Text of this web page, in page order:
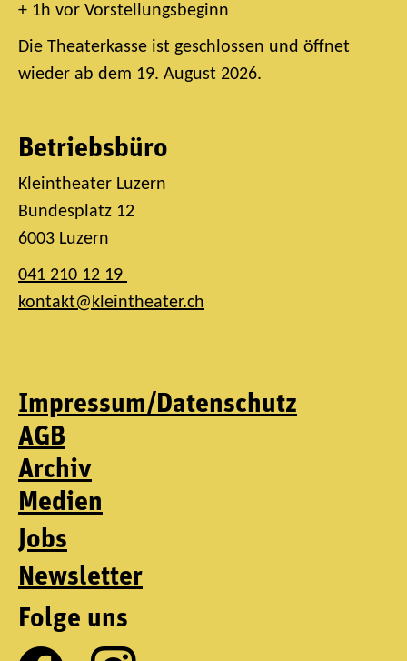
+ 1h vor Vorstellungsbeginn
Die Theaterkasse ist geschlossen und öffnet
wieder ab dem 19. August 2026.
Betriebsbüro
Kleintheater Luzern
Bundesplatz 12
6003 Luzern
041 210 12 19
kontakt@kleintheater.ch
Impressum/Datenschutz
AGB
Archiv
Medien
Jobs
Newsletter
Folge uns